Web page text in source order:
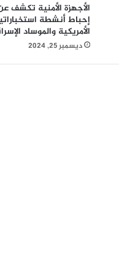
الأجهزة الأمنية تكشف
إحباط أنشطة
الأمريكية والموساد
ديسمبر 25, 2024